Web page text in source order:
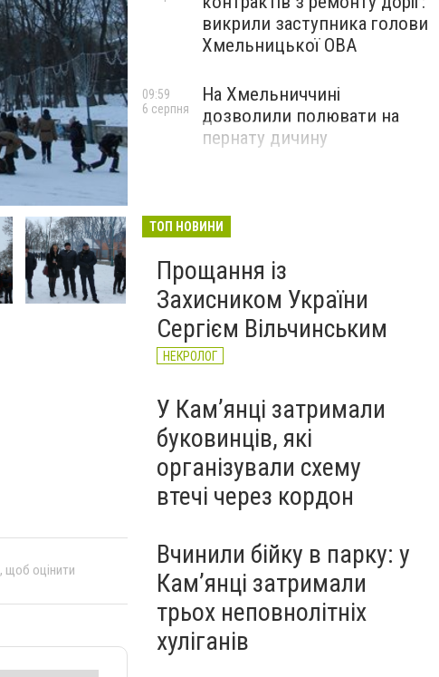
, щоб оцінити
викрили заступника голови
Хмельницької ОВА
На Хмельниччині
дозволили полювати на
пернату дичину
09:59
6 серпня
ТОП НОВИНИ
Прощання із
Захисником України
Сергієм Вільчинським
НЕКРОЛОГ
У Кам’янці затримали
буковинців, які
організували схему
втечі через кордон
Вчинили бійку в парку: у
Кам’янці затримали
трьох неповнолітніх
хуліганів